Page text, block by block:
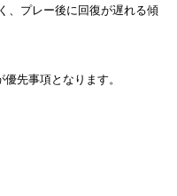
、プレー後に回復が遅れる傾
先事項となります。